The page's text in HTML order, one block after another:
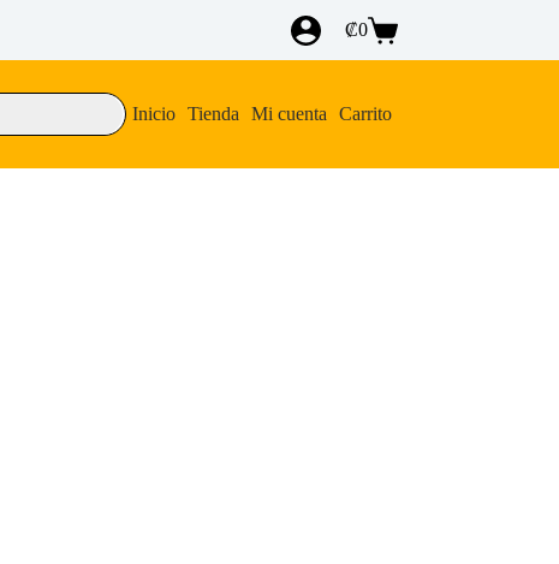
Carro
de
₡0
Inicio Tienda Mi cuenta Carrito